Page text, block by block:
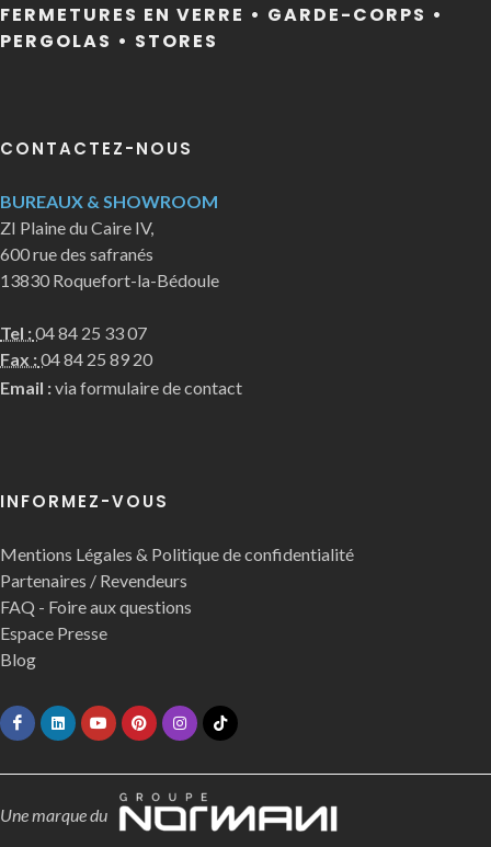
FERMETURES EN VERRE • GARDE-CORPS •
PERGOLAS • STORES
CONTACTEZ-NOUS
BUREAUX & SHOWROOM
ZI Plaine du Caire IV,
600 rue des safranés
13830 Roquefort-la-Bédoule
Tel :04 84 25 33 07
Fax :04 84 25 89 20
Email :via formulaire de contact
INFORMEZ-VOUS
Mentions Légales & Politique de confidentialité
Partenaires / Revendeurs
FAQ - Foire aux questions
Espace Presse
Blog
Une marque du